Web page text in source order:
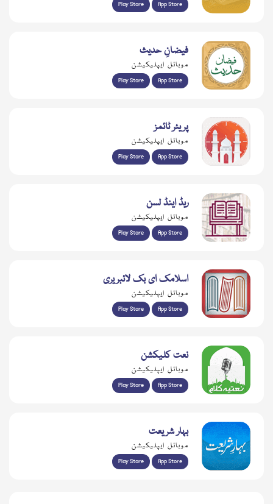
Play Store App Store
فیضانِ حدیث
موبائل ایپلیکیشن
Play Store App Store
پریئر ٹائمز
موبائل ایپلیکیشن
Play Store App Store
ریڈ اینڈ لسن
موبائل ایپلیکیشن
Play Store App Store
اسلامک ای بک لائبریری
موبائل ایپلیکیشن
Play Store App Store
نعت کلیکشن
موبائل ایپلیکیشن
Play Store App Store
بہار شریعت
موبائل ایپلیکیشن
Play Store App Store